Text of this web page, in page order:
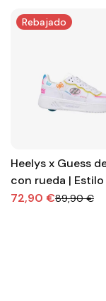
Rebajado
Heelys x Guess
con rueda |
control
72,90 €89,90 €